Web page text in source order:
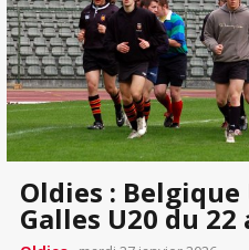
Oldies : Belgique
Galles U20 du